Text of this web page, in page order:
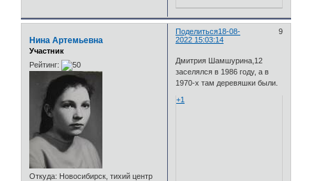
Поделиться 9
18-08-
2022 15:03:14
Нина Артемьевна
Участник
Рейтинг:
Откуда: Новосибирск, тихий центр
Дмитрия Шамшурина,12
заселялся в 1986 году, а в
1970-х там деревяшки были.
+1